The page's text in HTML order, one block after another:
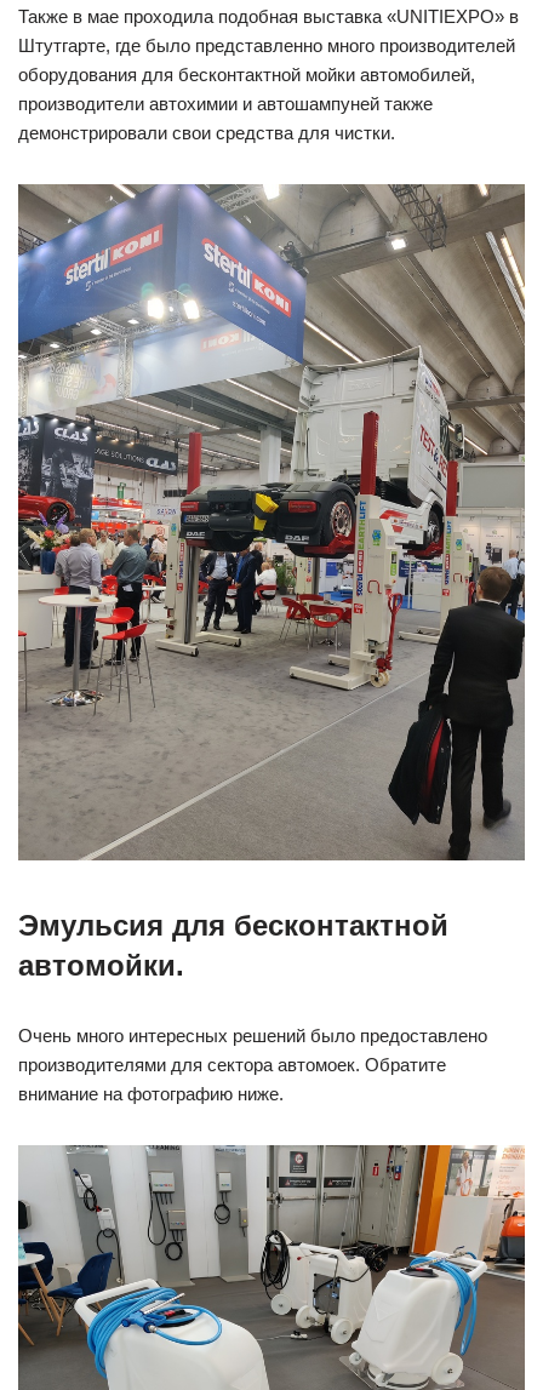
Также в мае проходила подобная выставка «UNITIEXPO» в
Штутгарте, где было представленно много производителей
оборудования для бесконтактной мойки автомобилей,
производители автохимии и автошампуней также
демонстрировали свои средства для чистки.
Эмульсия для бесконтактной
автомойки.
Очень много интересных решений было предоставлено
производителями для сектора автомоек. Обратите
внимание на фотографию ниже.